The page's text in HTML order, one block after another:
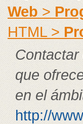
Web >
HTML >
que
en el
http://